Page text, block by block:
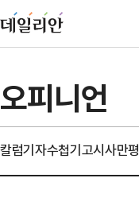
오피니언
칼럼기자수첩기고시사만평